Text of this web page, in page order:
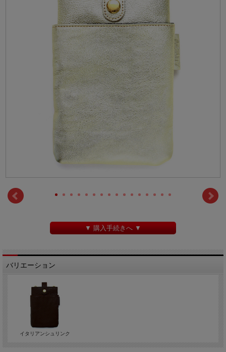
▼ 購入手続きへ ▼
バリエーション
イタリアンシュリンク